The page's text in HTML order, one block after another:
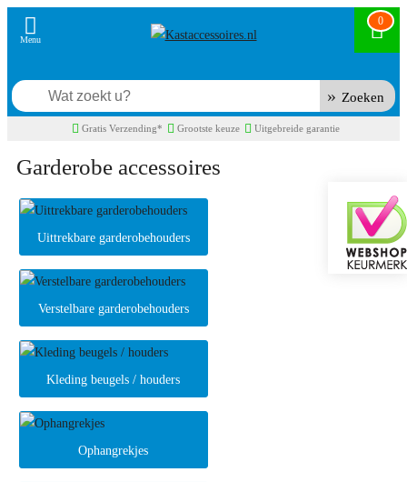
0
Zoeken
Gratis Verzending* Grootste keuze Uitgebreide garantie
Garderobe accessoires
Uittrekbare garderobehouders
Verstelbare garderobehouders
Kleding beugels / houders
Ophangrekjes